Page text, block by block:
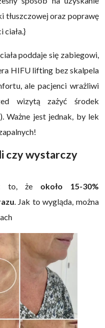
tłuszczowej oraz poprawę
ciała.}
poddaje się zabiegowi,
HIFU lifting bez skalpela
ale pacjenci wrażliwi
wizytą zażyć środek
Ważne jest jednak, by lek
czy wystarczy
to, że około 15-30%
. Jak to wygląda, można